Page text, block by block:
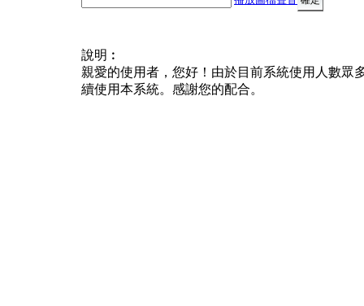
說明︰
親愛的使用者，您好！由於目前系統使用人數眾
續使用本系統。感謝您的配合。